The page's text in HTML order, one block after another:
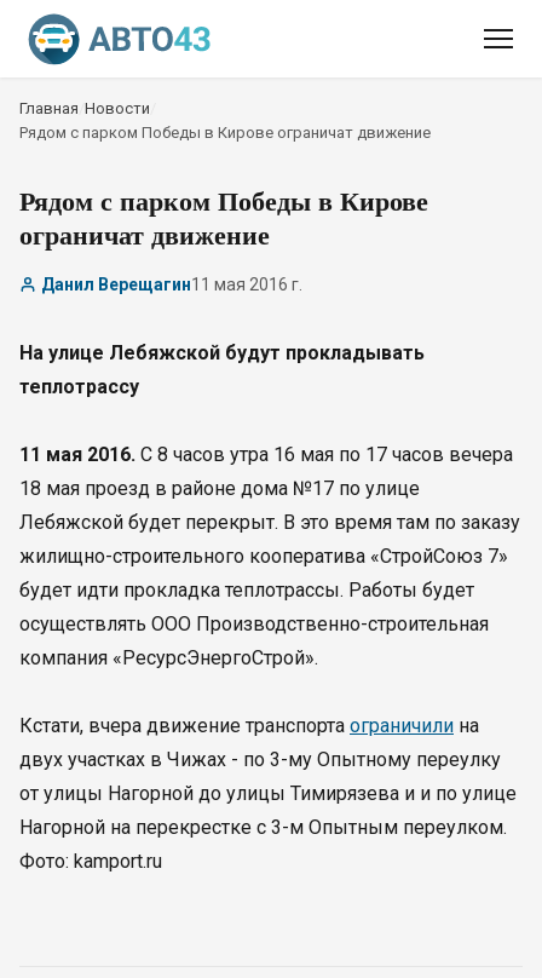
Главная Новости
Рядом с парком Победы в Кирове ограничат движение
Рядом с парком Победы в Кирове
ограничат движение
Данил Верещагин11 мая 2016 г.
На улице Лебяжской будут прокладывать
теплотрассу
11 мая 2016. С 8 часов утра 16 мая по 17 часов вечера
18 мая проезд в районе дома №17 по улице
Лебяжской будет перекрыт. В это время там по заказу
жилищно-строительного кооператива «СтройСоюз 7»
будет идти прокладка теплотрассы. Работы будет
осуществлять ООО Производственно-строительная
компания «РесурсЭнергоСтрой».
Кстати, вчера движение транспорта ограничили на
двух участках в Чижах - по 3-му Опытному переулку
от улицы Нагорной до улицы Тимирязева и и по улице
Нагорной на перекрестке с 3-м Опытным переулком.
Фото: kamport.ru